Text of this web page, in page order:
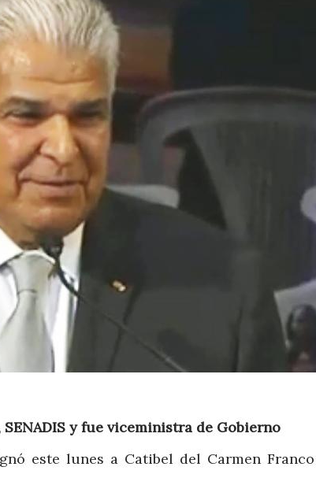
y fue viceministra de Gobierno
este lunes a Catibel del Carmen